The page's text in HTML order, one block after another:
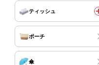
ティッシュ
ポーチ
傘